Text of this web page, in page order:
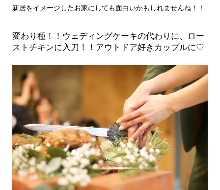
新居をイメージしたお家にしても面白いかもしれませんね！！
変わり種！！ウェディングケーキの代わりに、ロー
ストチキンに入刀！！アウトドア好きカップルに♡